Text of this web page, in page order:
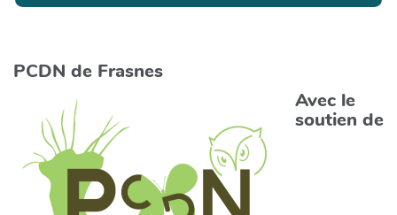
PCDN de Frasnes
Avec le
soutien de